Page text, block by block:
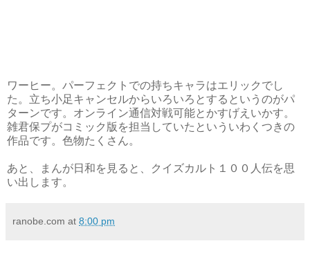
ワーヒー。パーフェクトでの持ちキャラはエリックでし
た。立ち小足キャンセルからいろいろとするというのがパ
ターンです。オンライン通信対戦可能とかすげえいかす。
雑君保プがコミック版を担当していたといういわくつきの
作品です。色物たくさん。
あと、まんが日和を見ると、クイズカルト１００人伝を思
い出します。
ranobe.com at 8:00 pm